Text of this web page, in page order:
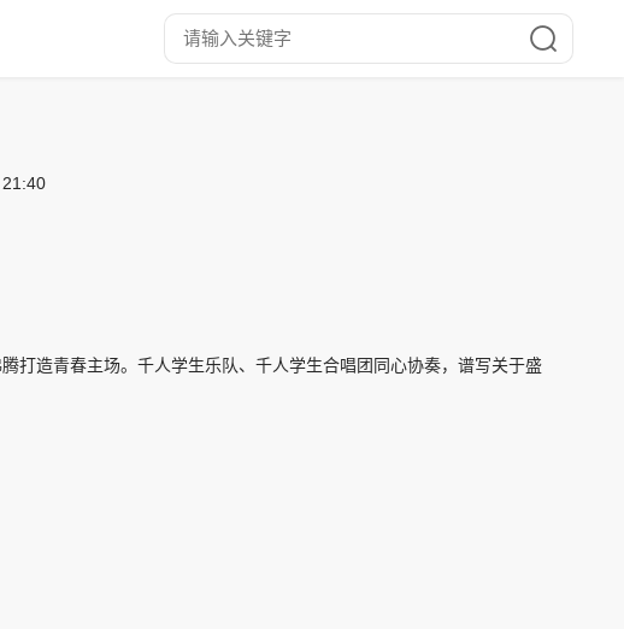
打造青春主场。千人学生乐队、千人学生合唱团同心协奏，谱写关于盛